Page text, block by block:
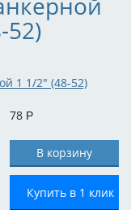
52)
78 Р
Купить в 1 клик